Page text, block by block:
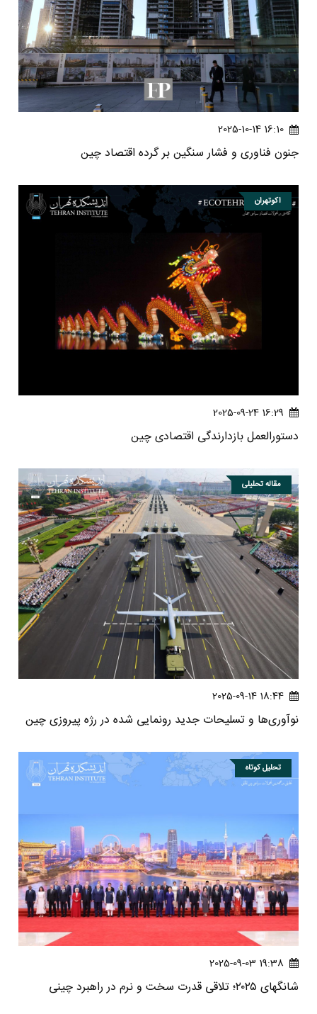
16:10 2025-10-14
جنون فناوری و فشار سنگین بر گرده اقتصاد چین
اکوتهران
16:29 2025-09-24
دستورالعمل بازدارندگی اقتصادی چین
مقاله تحلیلی
18:44 2025-09-14
نوآوری‌ها و تسلیحات جدید رونمایی شده در رژه پیروزی چین
تحلیل کوتاه
19:38 2025-09-03
شانگهای ۲۰۲۵؛ تلاقی قدرت سخت و نرم در راهبرد چینی